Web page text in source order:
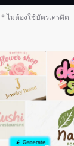
* ไม่ต้องใช้บัตรเครดิต